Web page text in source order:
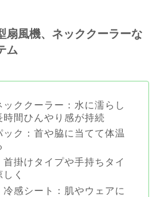
扇風機、ネッククーラーな
ム
ククーラー：水に濡らし
時間ひんやり感が持続
ック：首や脇に当てて体温
掛けタイプや手持ちタイ
く
感シート：肌やウェアに